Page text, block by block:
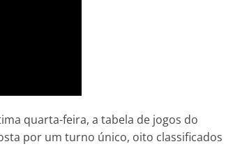
quarta-feira, a tabela de jogos do
por um turno único, oito classificados